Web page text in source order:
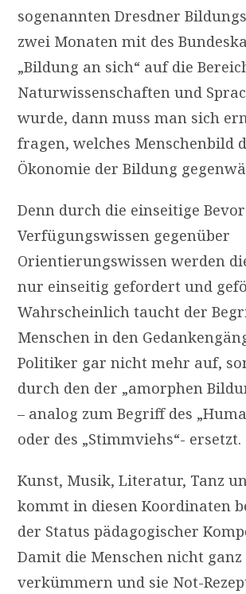
sogenannten Dresdner
zwei Monaten mit des
„Bildung an sich“ auf die
Naturwissenschaften und
wurde, dann muss man sich
fragen, welches Menschenbild
Ökonomie der Bildung
Denn durch die einseitige
Verfügungswissen gegenüber
Orientierungswissen werden
nur einseitig gefordert und
Wahrscheinlich taucht der
Menschen in den
Politiker gar nicht mehr auf,
durch den der „amorphen
– analog zum Begriff des
oder des „Stimmviehs“- ersetzt.
Kunst, Musik, Literatur, Tanz
kommt in diesen Koordinaten
der Status pädagogischer
Damit die Menschen nicht ganz
verkümmern und sie Not-